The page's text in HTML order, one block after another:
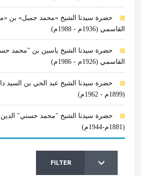
حضرة سيدنا الشيخ «محمد جميل» بن
القاسمي (1936م - 1988م)
حضرة سيدنا الشيخ ياسين بن "محمد
القاسمي (1926م - 1986م)
حضرة سيدنا الشيخ عبد الحي بن السيد
(1899م - 1962م)
حضرة سيدنا الشيخ "محمد حسني"
(1881م-1944م)
FILTER